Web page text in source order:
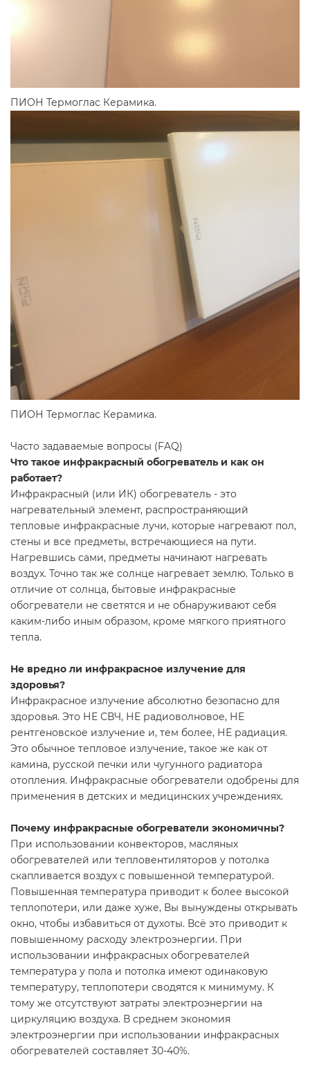
ПИОН Термоглас Керамика.
ПИОН Термоглас Керамика.
Часто задаваемые вопросы (FAQ)
Что такое инфракрасный обогреватель и как он
работает?
Инфракрасный (или ИК) обогреватель - это
нагревательный элемент, распространяющий
тепловые инфракрасные лучи, которые нагревают пол,
стены и все предметы, встречающиеся на пути.
Нагревшись сами, предметы начинают нагревать
воздух. Точно так же солнце нагревает землю. Только в
отличие от солнца, бытовые инфракрасные
обогреватели не светятся и не обнаруживают себя
каким-либо иным образом, кроме мягкого приятного
тепла.
Не вредно ли инфракрасное излучение для
здоровья?
Инфракрасное излучение абсолютно безопасно для
здоровья. Это НЕ СВЧ, НЕ радиоволновое, НЕ
рентгеновское излучение и, тем более, НЕ радиация.
Это обычное тепловое излучение, такое же как от
камина, русской печки или чугунного радиатора
отопления. Инфракрасные обогреватели одобрены для
применения в детских и медицинских учреждениях.
Почему инфракрасные обогреватели экономичны?
При использовании конвекторов, масляных
обогревателей или тепловентиляторов у потолка
скапливается воздух с повышенной температурой.
Повышенная температура приводит к более высокой
теплопотери, или даже хуже, Вы вынуждены открывать
окно, чтобы избавиться от духоты. Всё это приводит к
повышенному расходу электроэнергии. При
использовании инфракрасных обогревателей
температура у пола и потолка имеют одинаковую
температуру, теплопотери сводятся к минимуму. К
тому же отсутствуют затраты электроэнергии на
циркуляцию воздуха. В среднем экономия
электроэнергии при использовании инфракрасных
обогревателей составляет 30-40%.